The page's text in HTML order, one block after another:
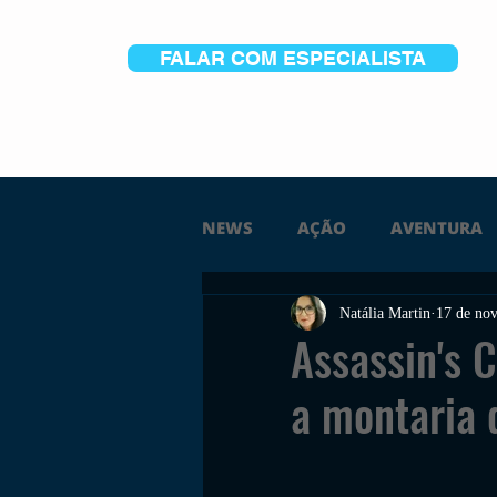
FALAR COM ESPECIALISTA
NEWS AÇÃO AVENTURA
FICÇÃO TERROR PC
TRAILER PLATAFORMA
Assassin's
a montaria
Natália Martin 17 de